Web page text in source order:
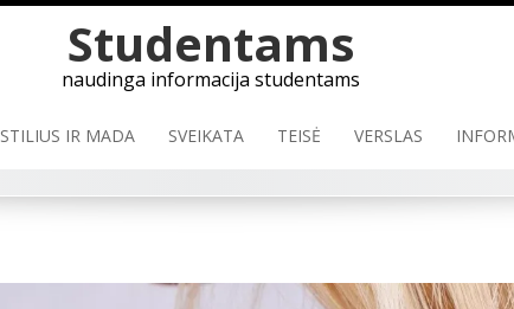
to
content
Studentams
naudinga informacija studentams
STILIUS IR MADA SVEIKATA TEISĖ VERSLAS